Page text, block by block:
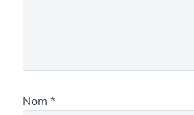
Nom *